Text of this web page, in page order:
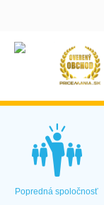
Popredná spoločnosť